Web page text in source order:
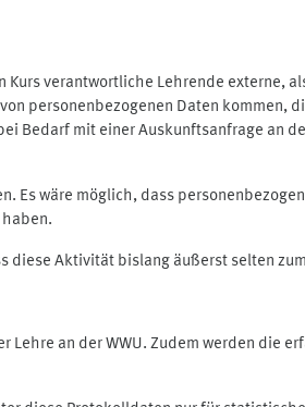
verantwortliche Lehrende externe,
personenbezogenen Daten kommen,
Bedarf mit einer Auskunftsanfrage an
Es wäre möglich, dass
diese Aktivität bislang äußerst selten
an der WWU. Zudem werden die